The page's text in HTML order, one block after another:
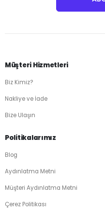
Müşteri Hizmetleri
Biz Kimiz?
Nakliye ve İade
Bize Ulaşın
Politikalarımız
Blog
Aydınlatma Metni
Müşteri Aydınlatma Metni
Çerez Politikası